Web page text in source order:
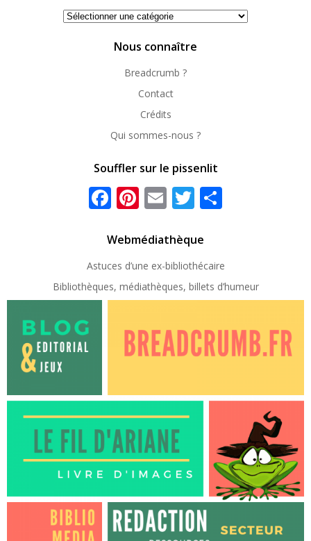
Se
Nous connaître
Breadcrumb ?
Contact
Crédits
Qui sommes-nous ?
Souffler sur le pissenlit
Facebook
Pinterest
EmailTwitter
Webmédiathèque
Astuces d’une ex-bibliothécaire
Bibliothèques, médiathèques, billets d’humeur